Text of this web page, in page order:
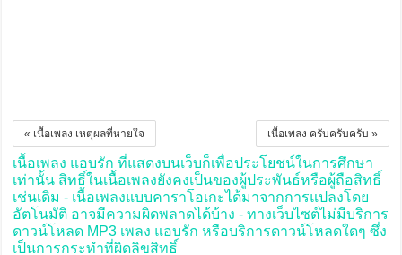
เนื้อเพลง ครับครับครับ »
« เนื้อเพลง เหตุผลที่หายใจ
เนื้อเพลง แอบรัก ที่แสดงบนเว็บก็เพื่อประโยชน์ในการศึกษา
เท่านั้น สิทธิ์ในเนื้อเพลงยังคงเป็นของผู้ประพันธ์หรือผู้ถือสิทธิ์
เช่นเดิม - เนื้อเพลงแบบคาราโอเกะได้มาจากการแปลงโดย
อัตโนมัติ อาจมีความผิดพลาดได้บ้าง - ทางเว็บไซต์ไม่มีบริการ
ดาวน์โหลด MP3 เพลง แอบรัก หรือบริการดาวน์โหลดใดๆ ซึ่ง
เป็นการกระทำที่ผิดลิขสิทธิ์